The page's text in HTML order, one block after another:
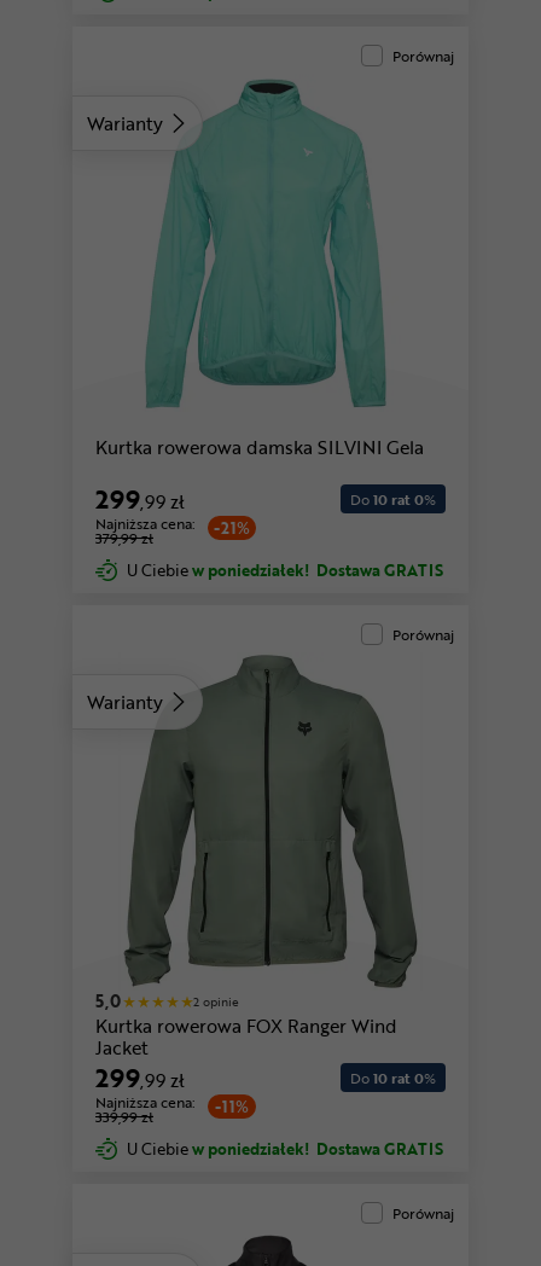
Warianty
czarny
Porównaj
Kurtka rowerowa damska SILVINI Gela
299,99 zł
-21%
Najniższa cena:
379,99 zł
Do10 rat 0%
U Ciebiew poniedziałek! Dostawa GRATIS
Warianty
czarny-antracytowy granatowy
Porównaj
5,0 2 opinie
Kurtka rowerowa FOX Ranger Wind
Jacket
299,99 zł
-11%
Najniższa cena:
339,99 zł
Do10 rat 0%
U Ciebiew poniedziałek! Dostawa GRATIS
Porównaj